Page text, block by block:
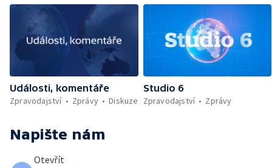
Události, komentáře
Zpravodajství
Zprávy Diskuze
Studio 6
Zpravodajství
Zprávy
Napište nám
Otevřít